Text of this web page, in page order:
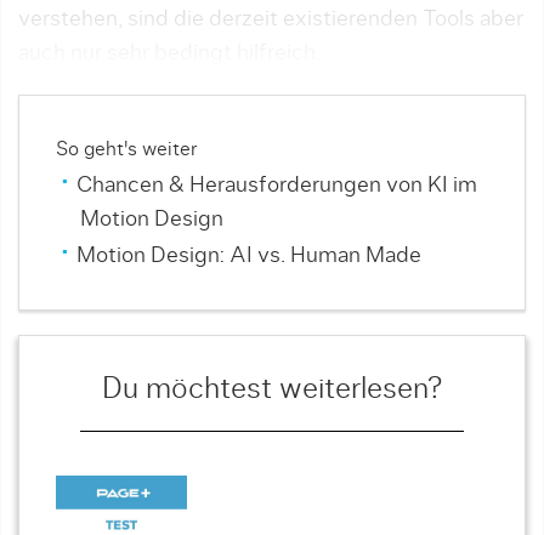
verstehen, sind die derzeit existierenden Tools aber
So geht's weiter
Chancen & Herausforderungen von KI im
Motion Design
Motion Design: AI vs. Human Made
Du möchtest weiterlesen?